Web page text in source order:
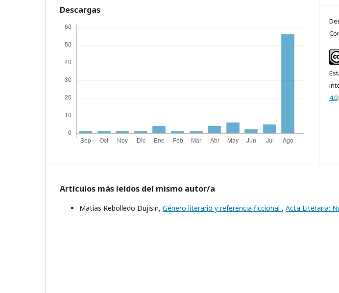
Descargas
4.0.
Artículos más leídos del mismo autor/a
Matías Rebolledo Dujisin, Género literario y referencia ficcional , Acta Literaria: